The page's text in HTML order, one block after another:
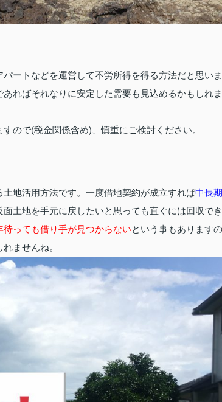
ートなどを運営して不労所得を得る方法だと思いま
ればそれなりに安定した需要も見込めるかもしれま
すので(税金関係含め)、慎重にご検討ください。
地活用方法です。一度借地契約が成立すれば中長期
土地を手元に戻したいと思っても直ぐには回収でき
待っても借り手が見つからないという事もありますの
ませんね。